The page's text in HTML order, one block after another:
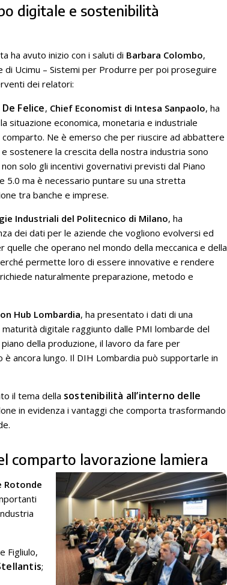
digitale e sostenibilità
ha avuto inizio con i saluti di Barbara Colombo,
di Ucimu – Sistemi per Produrre per poi proseguire
dei relatori:
Felice, Chief Economist di Intesa Sanpaolo, ha
situazione economica, monetaria e industriale
comparto. Ne è emerso che per riuscire ad abbattere
e sostenere la crescita della nostra industria sono
solo gli incentivi governativi previsti dal Piano
5.0 ma è necessario puntare su una stretta
tra banche e imprese.
Industriali del Politecnico di Milano, ha
dei dati per le aziende che vogliono evolversi ed
che operano nel mondo della meccanica e della
permette loro di essere innovative e rendere
naturalmente preparazione, metodo e
Hub Lombardia, ha presentato i dati di una
digitale raggiunto dalle PMI lombarde del
della produzione, il lavoro da fare per
ancora lungo. Il DIH Lombardia può supportarle in
il tema della sostenibilità all’interno delle
in evidenza i vantaggi che comporta trasformando
comparto lavorazione lamiera
Rotonde
Figliulo,
;